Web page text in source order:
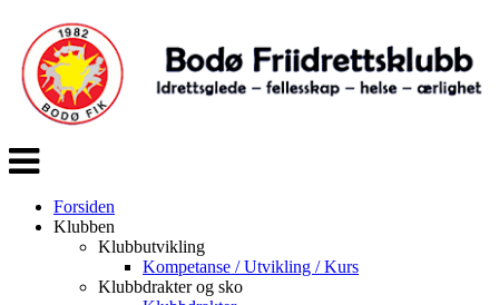
Veksle
navigasjon
Forsiden
Klubben
Klubbutvikling
Kompetanse / Utvikling / Kurs
Klubbdrakter og sko